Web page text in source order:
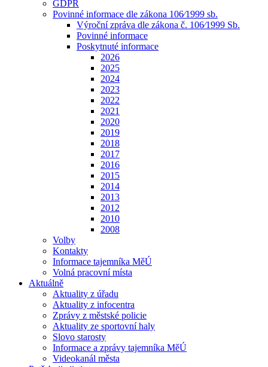
GDPR
Povinné informace dle zákona 106⁄1999 sb.
Výroční zpráva dle zákona č. 106⁄1999 Sb.
Povinné informace
Poskytnuté informace
2026
2025
2024
2023
2022
2021
2020
2019
2018
2017
2016
2015
2014
2013
2012
2010
2008
Volby
Kontakty
Informace tajemníka MěÚ
Volná pracovní místa
Aktuálně
Aktuality z úřadu
Aktuality z infocentra
Zprávy z městské policie
Aktuality ze sportovní haly
Slovo starosty
Informace a zprávy tajemníka MěÚ
Videokanál města